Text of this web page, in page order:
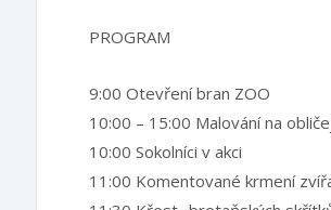
PROGRAM
9:00 Otevření bran ZOO
10:00 – 15:00 Malování na
10:00 Sokolníci v akci
11:00 Komentované krmení